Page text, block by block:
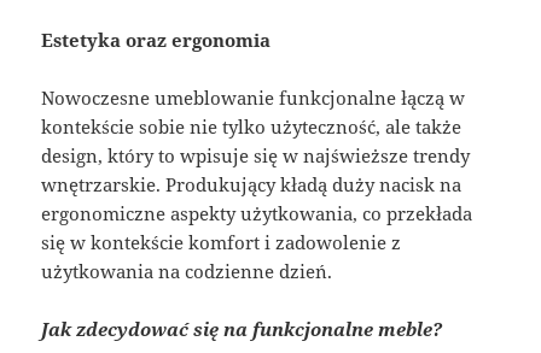
Estetyka oraz ergonomia
Nowoczesne umeblowanie funkcjonalne łączą w
kontekście sobie nie tylko użyteczność, ale także
design, który to wpisuje się w najświeższe trendy
wnętrzarskie. Produkujący kładą duży nacisk na
ergonomiczne aspekty użytkowania, co przekłada
się w kontekście komfort i zadowolenie z
użytkowania na codzienne dzień.
Jak zdecydować się na funkcjonalne meble?